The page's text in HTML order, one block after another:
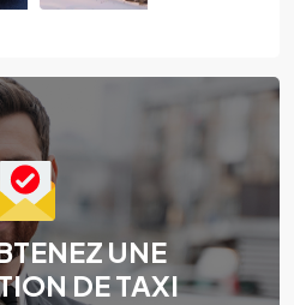
UNE
DE TAXI